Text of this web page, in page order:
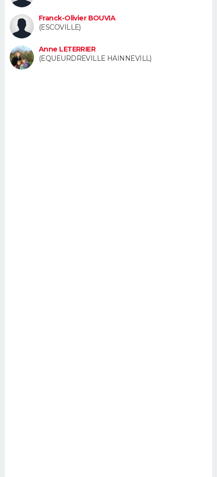
FORUM
Bricolage
Lifestyle
Culture
Sport
Auto
Television
Voyage
Cinema
Franck-Olivier BOUVIA
(ESCOVILLE)
Anne LETERRIER
(EQUEURDREVILLE HAINNEVILL)